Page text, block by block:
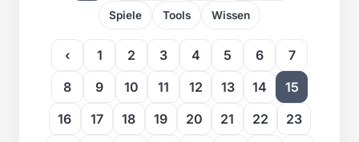
Spiele Tools Wissen
‹ 1 2 3 4 5 6
7
8
9 10 11 12 13 14
15
16
17 18 19 20 21 22
23